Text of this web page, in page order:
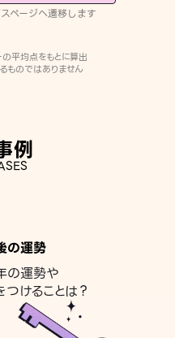
ページへ遷移します
平均点をもとに算出
ものではありません
例
の運勢
の運勢や
つけることは？